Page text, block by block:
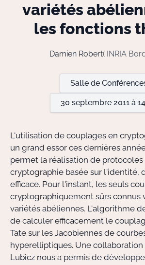
variétés
les fonctions
Damien Robert( INRIA
Salle de
30 septembre 2011 à
L'utilisation de couplages en
un grand essor ces dernières
permet la réalisation de
cryptographie basée sur l'identité,
efficace. Pour l'instant, les seuls
cryptographiquement sûrs connus
variétés abéliennes. L'algorithme
de calculer efficacement le
Tate sur les Jacobiennes de
hyperelliptiques. Une collaboration
Lubicz nous a permis de